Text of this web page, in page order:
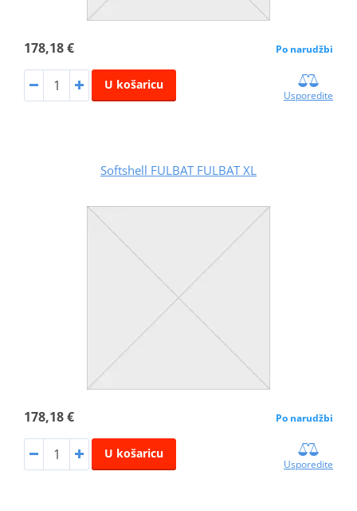
178,18 € Po narudžbi
U košaricu
Usporedite
Softshell FULBAT FULBAT XL
178,18 € Po narudžbi
U košaricu
Usporedite